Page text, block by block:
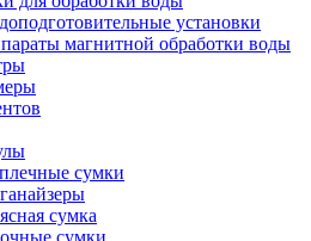
установки
магнитной обработки воды
сумки
сумка
сумки